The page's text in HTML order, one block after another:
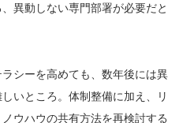
異動しない専門部署が必要だと
シーを高めても、数年後には異
いところ。体制整備に加え、リ
ウハウの共有方法を再検討する